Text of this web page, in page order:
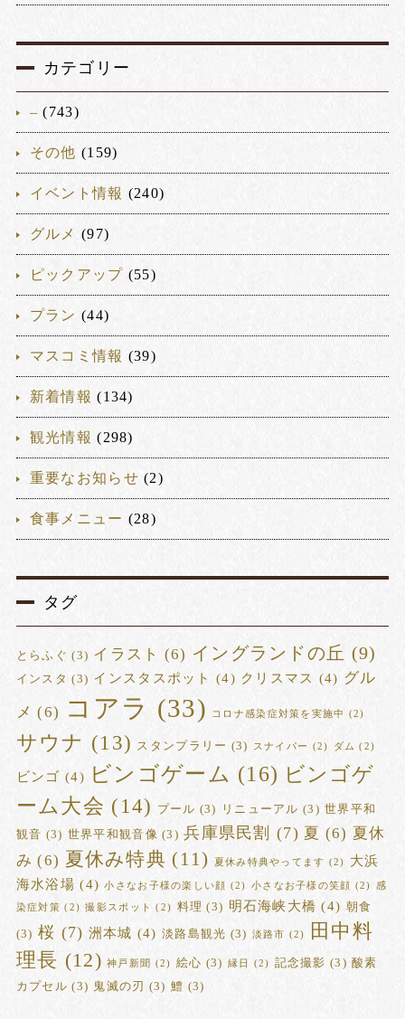
カテゴリー
– (743)
その他 (159)
イベント情報 (240)
グルメ (97)
ピックアップ (55)
プラン (44)
マスコミ情報 (39)
新着情報 (134)
観光情報 (298)
重要なお知らせ (2)
食事メニュー (28)
タグ
とらふぐ (3) イラスト (6) イングランドの丘 (9)
インスタ (3) インスタスポット (4) クリスマス (4) グル
メ (6) コアラ (33) コロナ感染症対策を実施中 (2)
サウナ (13) スタンプラリー (3) スナイパー (2) ダム (2)
ビンゴ (4) ビンゴゲーム (16) ビンゴゲ
ーム大会 (14) プール (3) リニューアル (3) 世界平和
観音 (3) 世界平和観音像 (3) 兵庫県民割 (7) 夏 (6) 夏休
み (6) 夏休み特典 (11) 夏休み特典やってます (2)
大浜
海水浴場 (4) 小さなお子様の楽しい顔 (2) 小さなお子様の笑顔 (2) 感
染症対策 (2) 撮影スポット (2) 料理 (3) 明石海峡大橋 (4) 朝食
(3) 桜 (7) 洲本城 (4) 淡路島観光 (3) 淡路市 (2)
田中料
理長 (12) 神戸新聞 (2) 絵心 (3) 縁日 (2) 記念撮影 (3) 酸素
カプセル (3) 鬼滅の刃 (3) 鱧 (3)